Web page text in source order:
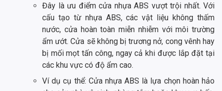
Đây là ưu điểm cửa nhựa ABS vượt trội nhất. Với
cấu tạo từ nhựa ABS, các vật liệu không thấm
nước, cửa hoàn toàn miễn nhiễm với môi trường
ẩm ướt. Cửa sẽ không bị trương nở, cong vênh hay
bị mối mọt tấn công, ngay cả khi được lắp đặt tại
các khu vực có độ ẩm cao.
Ví dụ cụ thể: Cửa nhựa ABS là lựa chọn hoàn hảo